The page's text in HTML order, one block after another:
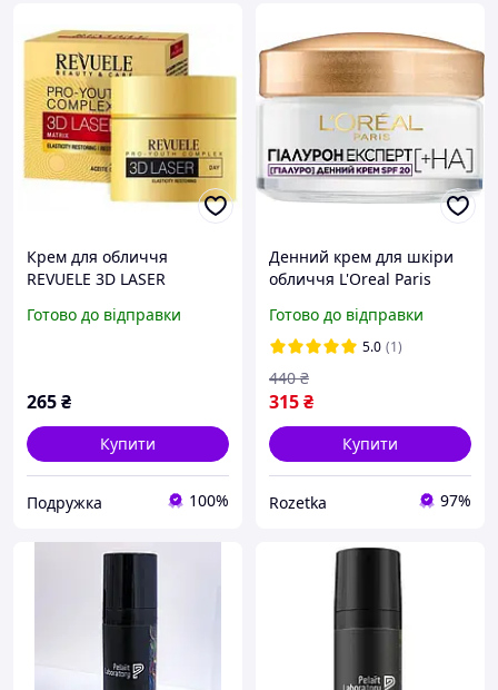
Крем для обличчя
REVUELE 3D LASER
мл
Готово до відправки
265₴
Купити
Подружка 100%
Денний крем для шкіри
обличчя L'Oreal Paris
Відновлювальний
Зволожувальний Догляд
із захистом SPF 20 50 мл
Готово до відправки
5.0 (1)
315₴
440 ₴
Купити
Rozetka 97%